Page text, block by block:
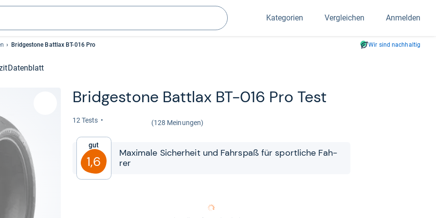
Suchen
Kategorien Vergleichen Anmelden
Bridgestone Battlax BT-016 Pro Wir sind nachhaltig
Datenblatt
Bridge­stone Batt­lax BT-​016 Pro Test
12 Tests (128 Meinungen)
Gut
1,6
Maxi­male Sicher­heit und Fahr­spaß für sport­li­che Fah­
rer